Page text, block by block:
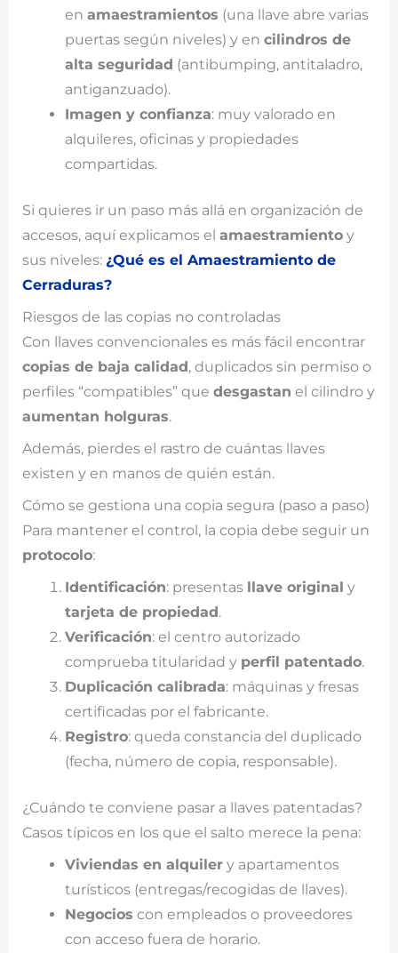
en amaestramientos (una llave abre varias
puertas según niveles) y en cilindros de
alta seguridad (antibumping, antitaladro,
antiganzuado).
Imagen y confianza: muy valorado en
alquileres, oficinas y propiedades
compartidas.
Si quieres ir un paso más allá en organización de
accesos, aquí explicamos el amaestramientoy
sus niveles: ¿Qué es el Amaestramiento de
Cerraduras?
Riesgos de las copias no controladas
Con llaves convencionales es más fácil encontrar
copias de baja calidad, duplicados sin permiso o
perfiles “compatibles” que desgastan el cilindro y
aumentan holguras.
Además, pierdes el rastro de cuántas llaves
existen y en manos de quién están.
Cómo se gestiona una copia segura (paso a paso)
Para mantener el control, la copia debe seguir un
protocolo:
Identificación: presentas llave original y
tarjeta de propiedad.
Verificación: el centro autorizado
comprueba titularidad y perfil patentado.
Duplicación calibrada: máquinas y fresas
certificadas por el fabricante.
Registro: queda constancia del duplicado
(fecha, número de copia, responsable).
¿Cuándo te conviene pasar a llaves patentadas?
Casos típicos en los que el salto merece la pena:
Viviendas en alquilery apartamentos
turísticos (entregas/recogidas de llaves).
Negocios con empleados o proveedores
con acceso fuera de horario.